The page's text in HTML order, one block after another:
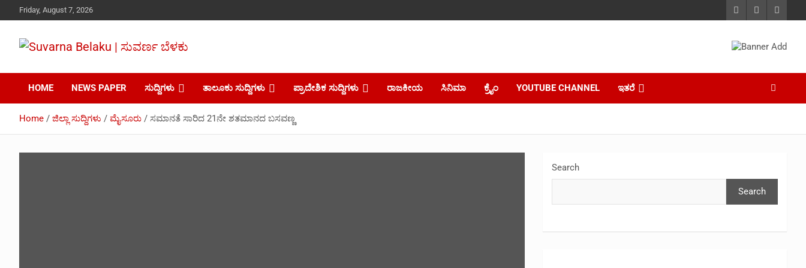
to
Friday, August 7, 2026
Suvarna Belaku |
ಸುವರ್ಣ ಬೆಳಕು
HOME NEWS PAPER ಸುದ್ದಿಗಳು ತಾಲೂಕು ಸುದ್ದಿಗಳು ಪ್ರಾದೇಶಿಕ ಸುದ್ದಿಗಳು ರಾಜಕೀಯ ಸಿನಿಮಾ ಕ್ರೈಂ YOUTUBE CHANNEL ಇತರೆ
Home ಜಿಲ್ಲಾ ಸುದ್ದಿಗಳು ಮೈಸೂರು ಸಮಾನತೆ ಸಾರಿದ 21ನೇ ಶತಮಾನದ ಬಸವಣ್ಣ
Search
Search